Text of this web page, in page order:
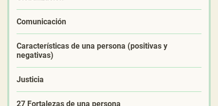
Comunicación
Características de una persona (positivas y
negativas)
Justicia
27 Fortalezas de una persona